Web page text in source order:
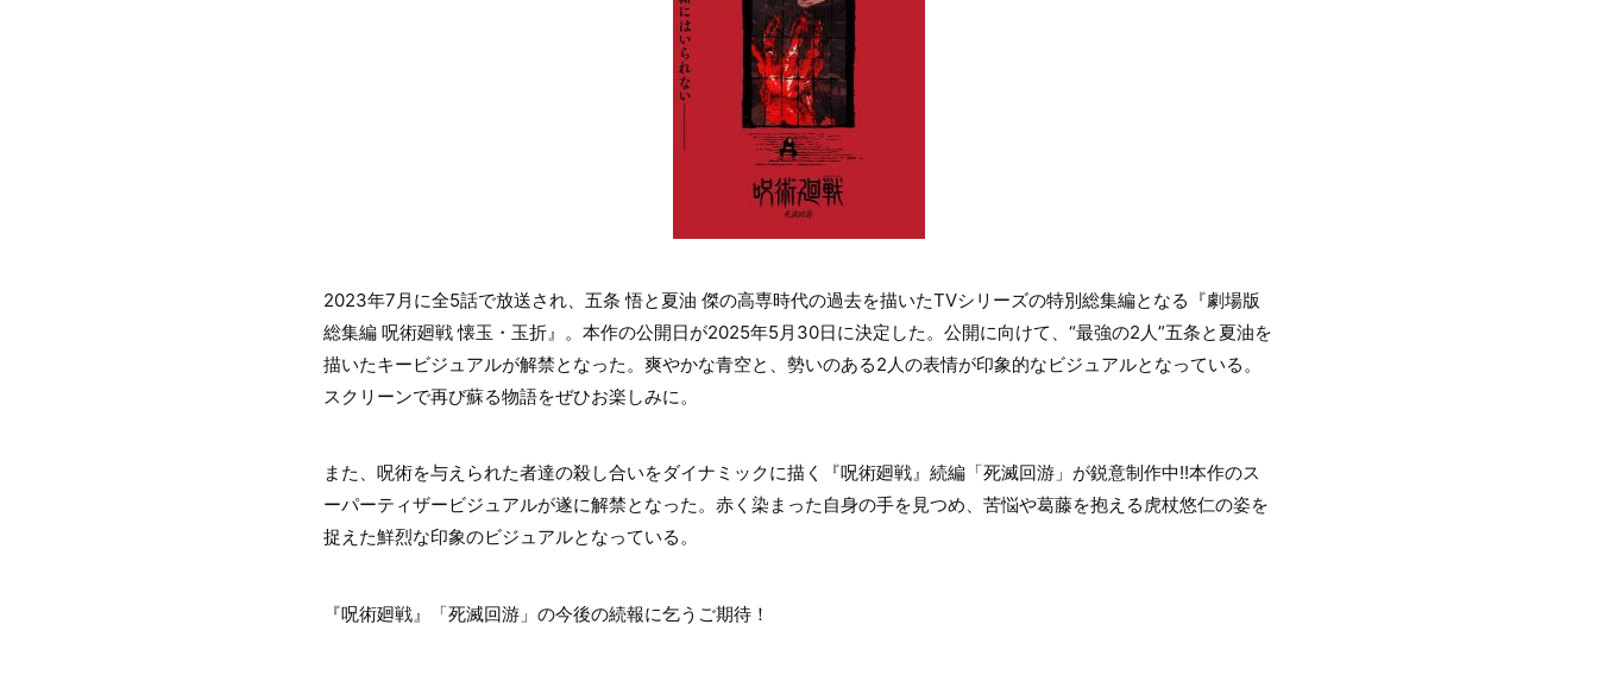
2023年7月に全5話で放送され、五条 悟と夏油 傑の高専時代の過去を描いたTVシリーズの特別総集編となる『劇場版
総集編 呪術廻戦 懐玉・玉折』。本作の公開日が2025年5月30日に決定した。公開に向けて、“最強の2人”五条と夏油を
描いたキービジュアルが解禁となった。爽やかな青空と、勢いのある2人の表情が印象的なビジュアルとなっている。
スクリーンで再び蘇る物語をぜひお楽しみに。
また、呪術を与えられた者達の殺し合いをダイナミックに描く『呪術廻戦』続編「死滅回游」が鋭意制作中!!本作のス
ーパーティザービジュアルが遂に解禁となった。赤く染まった自身の手を見つめ、苦悩や葛藤を抱える虎杖悠仁の姿を
捉えた鮮烈な印象のビジュアルとなっている。
『呪術廻戦』「死滅回游」の今後の続報に乞うご期待！